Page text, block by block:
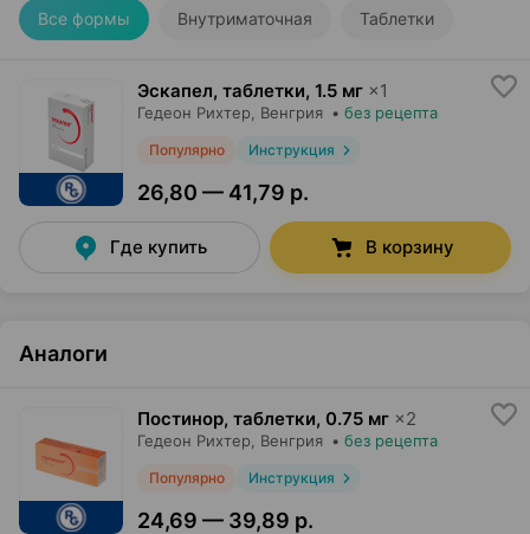
Все формы Внутриматочная Таблетки
Эскапел, таблетки, 1.5 мг ×1
Гедеон Рихтер , Венгрия • без рецепта
Популярно Инструкция
26,80 — 41,79 р.
Где купить В корзину
Аналоги
Постинор, таблетки, 0.75 мг ×2
Гедеон Рихтер , Венгрия • без рецепта
Популярно Инструкция
24,69 — 39,89 р.